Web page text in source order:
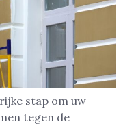
stap om uw
tegen de